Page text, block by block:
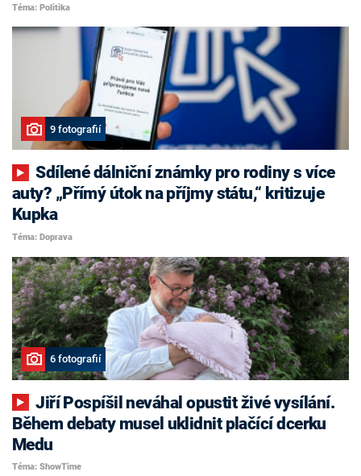
Téma: Politika
9 fotografií
Sdílené dálniční známky pro rodiny s více
auty? „Přímý útok na příjmy státu,“ kritizuje
Kupka
Téma: Doprava
6 fotografií
Jiří Pospíšil neváhal opustit živé vysílání.
Během debaty musel uklidnit plačící dcerku
Medu
Téma: ShowTime